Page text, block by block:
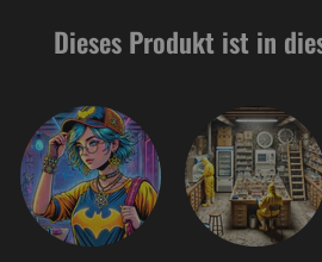
Dieses Produkt ist in